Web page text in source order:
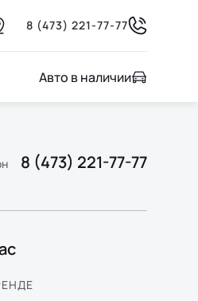
8 (473) 221-77-77
Авто в наличии
8 (473) 221-77-77